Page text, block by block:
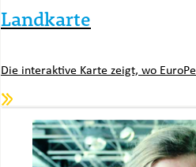
Landkarte
Die interaktive Karte zeigt, wo